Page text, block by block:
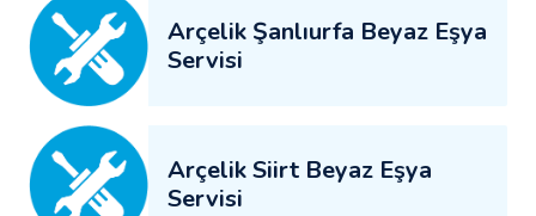
Arçelik Şanlıurfa Beyaz Eşya
Servisi
Arçelik Siirt Beyaz Eşya
Servisi